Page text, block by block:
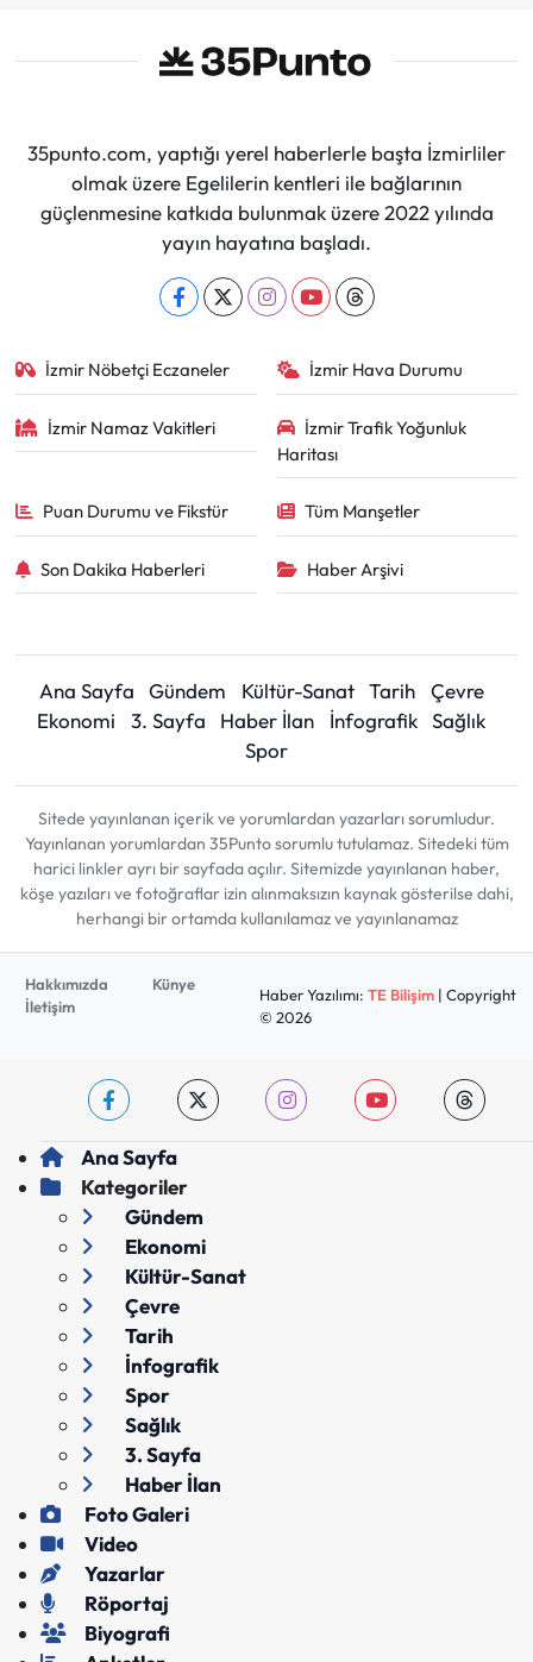
35punto.com, yaptığı yerel haberlerle başta İzmirliler
olmak üzere Egelilerin kentleri ile bağlarının
güçlenmesine katkıda bulunmak üzere 2022 yılında
yayın hayatına başladı.
İzmir Nöbetçi Eczaneler İzmir Hava Durumu
İzmir Namaz Vakitleri
İzmir Trafik Yoğunluk
Haritası
Puan Durumu ve Fikstür Tüm Manşetler
Son Dakika Haberleri Haber Arşivi
Ana Sayfa Gündem Kültür-Sanat Tarih
Çevre
Ekonomi
3. Sayfa Haber İlan İnfografik Sağlık
Spor
Sitede yayınlanan içerik ve yorumlardan yazarları sorumludur.
Yayınlanan yorumlardan 35Punto sorumlu tutulamaz. Sitedeki tüm
harici linkler ayrı bir sayfada açılır. Sitemizde yayınlanan haber,
köşe yazıları ve fotoğraflar izin alınmaksızın kaynak gösterilse dahi,
herhangi bir ortamda kullanılamaz ve yayınlanamaz
Hakkımızda
Künye
İletişim
Haber Yazılımı: TE Bilişim| Copyright
© 2026
Ana Sayfa
Kategoriler
Gündem
Ekonomi
Kültür-Sanat
Çevre
Tarih
İnfografik
Spor
Sağlık
3. Sayfa
Haber İlan
Foto Galeri
Video
Yazarlar
Röportaj
Biyografi